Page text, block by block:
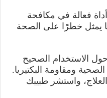
أداة فعالة في مكافحة
يمثل خطرًا على الصحة
الاستخدام الصحيح
ومقاومة البكتيريا.
واستشر طبيبك